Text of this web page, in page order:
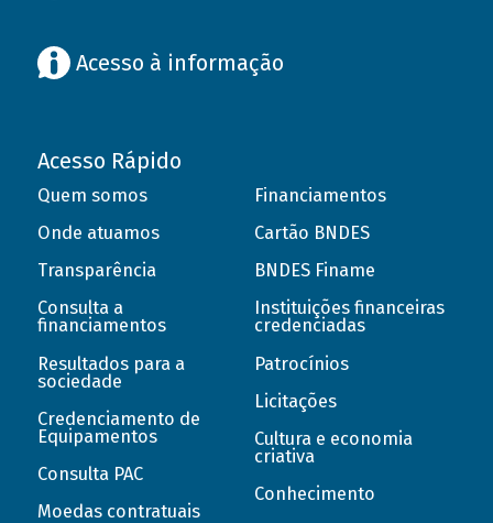
Acesso à informação
Acesso Rápido
Quem somos
Onde atuamos
Transparência
Consulta a
financiamentos
Resultados para a
sociedade
Credenciamento de
Equipamentos
Consulta PAC
Moedas contratuais
Financiamentos
Cartão BNDES
BNDES Finame
Instituições financeiras
credenciadas
Patrocínios
Licitações
Cultura e economia
criativa
Conhecimento